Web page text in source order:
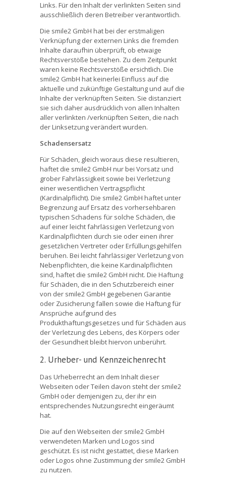
Links. Für den Inhalt der verlinkten Seiten sind
ausschließlich deren Betreiber verantwortlich.
Die smile2 GmbH hat bei der erstmaligen
Verknüpfung der externen Links die fremden
Inhalte daraufhin überprüft, ob etwaige
Rechtsverstöße bestehen. Zu dem Zeitpunkt
waren keine Rechtsverstöße ersichtlich. Die
smile2 GmbH hat keinerlei Einfluss auf die
aktuelle und zukünftige Gestaltung und auf die
Inhalte der verknüpften Seiten. Sie distanziert
sie sich daher ausdrücklich von allen Inhalten
aller verlinkten /verknüpften Seiten, die nach
der Linksetzung verändert wurden.
Schadensersatz
Für Schäden, gleich woraus diese resultieren,
haftet die smile2 GmbH nur bei Vorsatz und
grober Fahrlässigkeit sowie bei Verletzung
einer wesentlichen Vertragspflicht
(Kardinalpflicht). Die smile2 GmbH haftet unter
Begrenzung auf Ersatz des vorhersehbaren
typischen Schadens für solche Schäden, die
auf einer leicht fahrlässigen Verletzung von
Kardinalpflichten durch sie oder einen ihrer
gesetzlichen Vertreter oder Erfüllungsgehilfen
beruhen. Bei leicht fahrlässiger Verletzung von
Nebenpflichten, die keine Kardinalpflichten
sind, haftet die smile2 GmbH nicht. Die Haftung
für Schäden, die in den Schutzbereich einer
von der smile2 GmbH gegebenen Garantie
oder Zusicherung fallen sowie die Haftung für
Ansprüche aufgrund des
Produkthaftungsgesetzes und für Schäden aus
der Verletzung des Lebens, des Körpers oder
der Gesundheit bleibt hiervon unberührt.
2. Urheber- und Kennzeichenrecht
Das Urheberrecht an dem Inhalt dieser
Webseiten oder Teilen davon steht der smile2
GmbH oder demjenigen zu, der ihr ein
entsprechendes Nutzungsrecht eingeräumt
hat.
Die auf den Webseiten der smile2 GmbH
verwendeten Marken und Logos sind
geschützt. Es ist nicht gestattet, diese Marken
oder Logos ohne Zustimmung der smile2 GmbH
zu nutzen.